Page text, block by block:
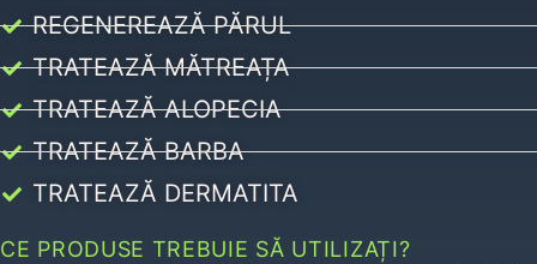
REGENEREAZĂ PĂRUL
TRATEAZĂ MĂTREAȚA
TRATEAZĂ ALOPECIA
TRATEAZĂ BARBA
TRATEAZĂ DERMATITA
CE PRODUSE TREBUIE SĂ UTILIZAȚI?